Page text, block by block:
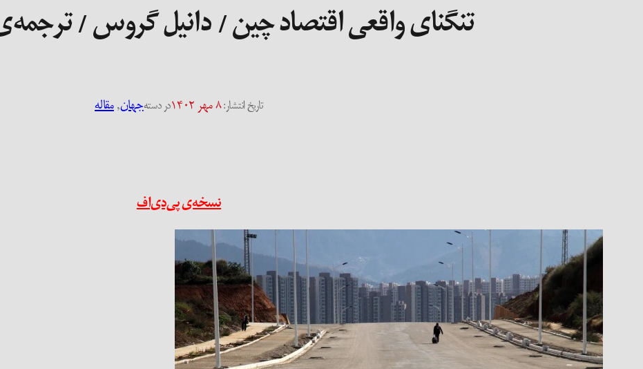
تنگنای واقعی اقتصاد چین / دانیل گروس /
تاریخ انتشار:۸ مهر ۱۴۰۲ در دستهجهان, مقاله
نسخه‌ی پی‌دی‌اف